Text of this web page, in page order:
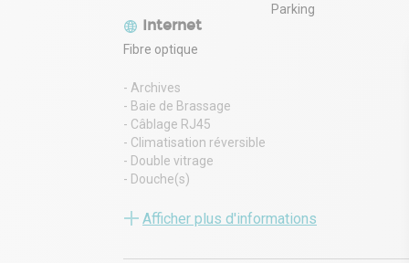
Parking
Internet
Fibre optique
- Archives
- Baie de Brassage
- Câblage RJ45
- Climatisation réversible
- Double vitrage
- Douche(s)
- Installation électrique existante
Afficher plus d'informations